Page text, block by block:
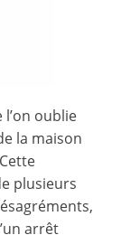
oublie
la maison
plusieurs
arrêt